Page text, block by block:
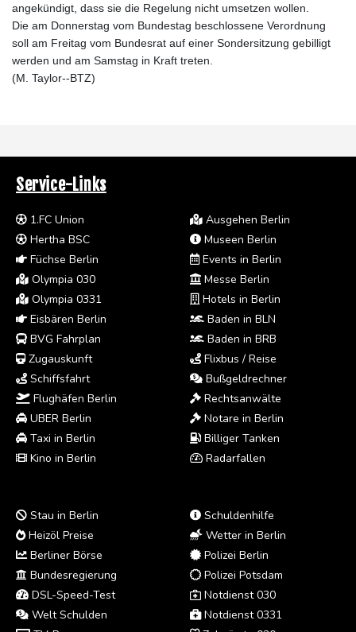
angekündigt, dass sie die Regelung nicht umsetzen wollen.
Die am Donnerstag vom Bundestag beschlossene Verordnung
soll am Freitag vom Bundesrat auf einer Sondersitzung gebilligt
werden und am Samstag in Kraft treten.
(M. Taylor--BTZ)
Service-Links
1.FC Union
Hertha BSC
Füchse Berlin
Olympia 030
Olympia 0331
Eisbären Berlin
BVG Fahrplan
Zugauskunft
Schiffsfahrt
Flughäfen Berlin
UBER Berlin
Taxi in Berlin
Kino in Berlin
Ausgehen Berlin
Museen Berlin
Events in Berlin
Messe Berlin
Hotels in Berlin
Baden in BLN
Baden in BRB
Flixbus / Reise
Bußgeldrechner
Rechtsanwälte
Notare in Berlin
Billiger Tanken
Radarfallen
Stau in Berlin
Heizöl Preise
Berliner Börse
Bundesregierung
DSL-Speed-Test
Welt Schulden
Schuldenhilfe
Wetter in Berlin
Polizei Berlin
Polizei Potsdam
Notdienst 030
Notdienst 0331